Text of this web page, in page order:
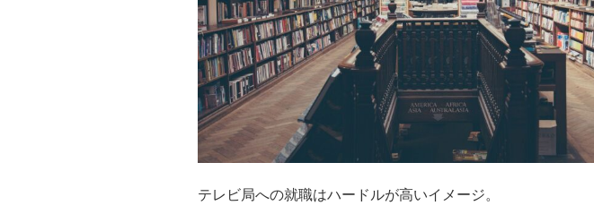
テレビ局への就職はハードルが高いイメージ。